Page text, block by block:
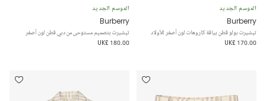
الموسم الجديد
Burberry
تيشيرت بولو قطن بياقة كاروهات لون أصفر للأولاد
UK£ 170.00
الموسم الجديد
Burberry
تيشيرت بتصميم مستوحى من دبي قطن لون أصفر
UK£ 180.00